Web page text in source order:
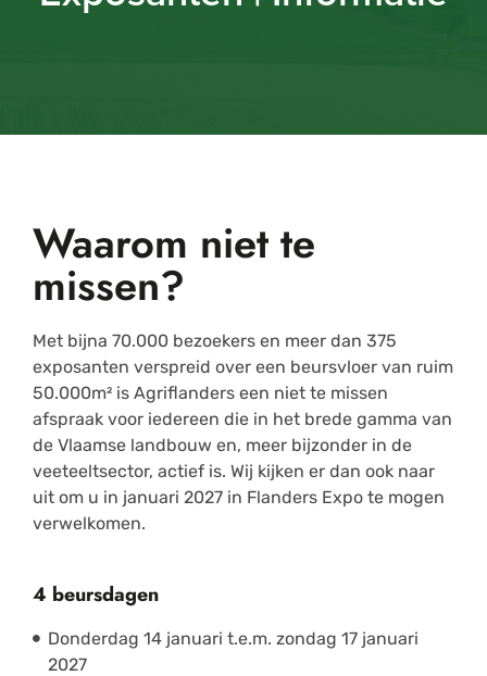
Waarom niet te
missen?
Met bijna 70.000 bezoekers en meer dan 375
exposanten verspreid over een beursvloer van ruim
50.000m² is Agriflanders een niet te missen
afspraak voor iedereen die in het brede gamma van
de Vlaamse landbouw en, meer bijzonder in de
veeteeltsector, actief is. Wij kijken er dan ook naar
uit om u in januari 2027 in Flanders Expo te mogen
verwelkomen.
4 beursdagen
Donderdag 14 januari t.e.m. zondag 17 januari
2027